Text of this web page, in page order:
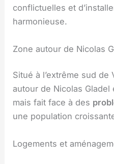
conflictuelles et
harmonieuse.
Zone autour de Nicolas
Situé à l’extrême sud
autour de Nicolas
mais fait face à des
une population
Logements et